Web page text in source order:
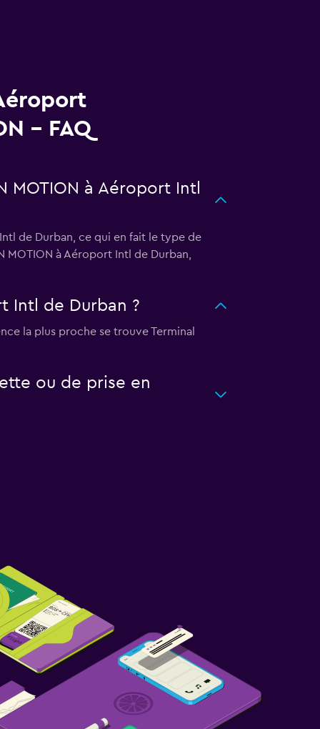
- FAQ
MOTION à Aéroport Intl
de Durban, ce qui en fait le type de
à Aéroport Intl de Durban,
Intl de Durban ?
la plus proche se trouve Terminal
ou de prise en